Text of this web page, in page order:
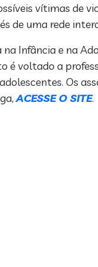
vítimas de
de uma rede
na Infância e na
é voltado a
Os
ACESSE O SITE.